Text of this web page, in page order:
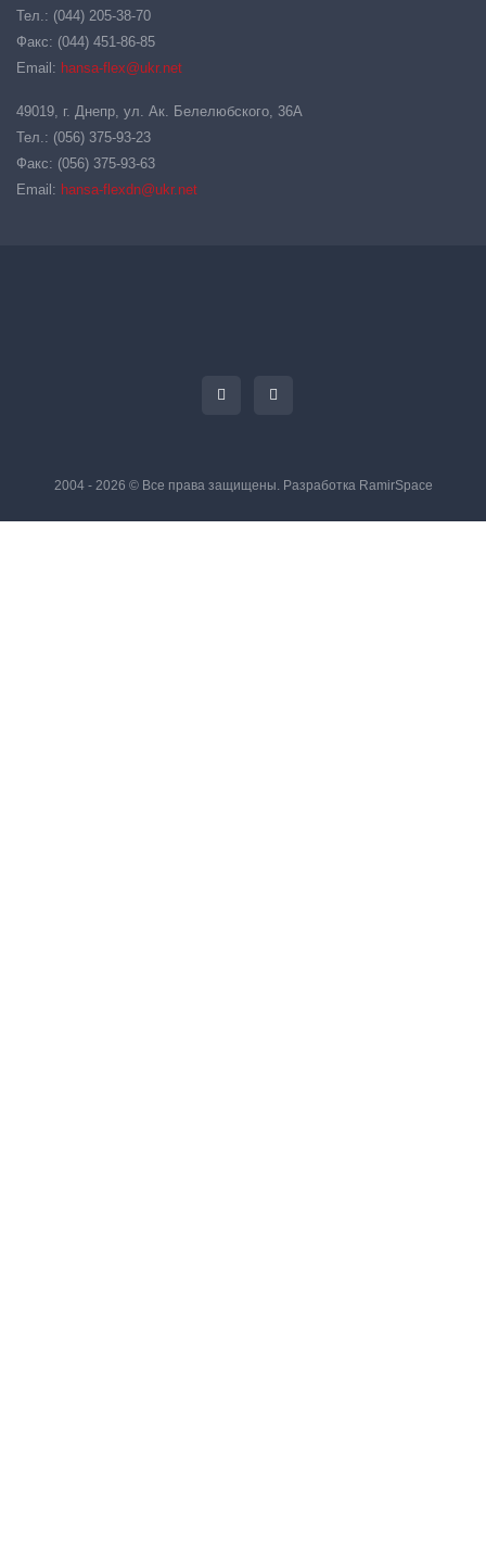
Тел.: (044) 205-38-70
Факс: (044) 451-86-85
Email: hansa-flex@ukr.net
49019, г. Днепр, ул. Ак. Белелюбского, 36А
Тел.: (056) 375-93-23
Факс: (056) 375-93-63
Email: hansa-flexdn@ukr.net
2004 - 2026 © Все права защищены. Разработка RamirSpace